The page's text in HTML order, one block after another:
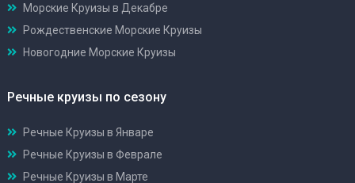
Морские Круизы в Декабре
Рождественские Морские Круизы
Новогодние Морские Круизы
Речные круизы по сезону
Речные Круизы в Январе
Речные Круизы в Феврале
Речные Круизы в Марте